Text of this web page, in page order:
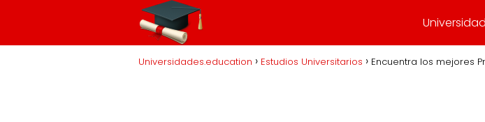
Universidades.education Estudios Universitarios Encuentra los mejores